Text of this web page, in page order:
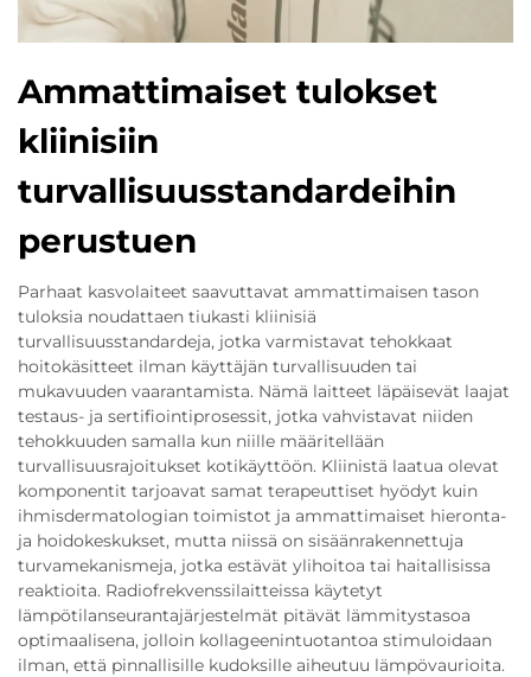
Ammattimaiset tulokset
kliinisiin
turvallisuusstandardeihin
perustuen
Parhaat kasvolaiteet saavuttavat ammattimaisen tason
tuloksia noudattaen tiukasti kliinisiä
turvallisuusstandardeja, jotka varmistavat tehokkaat
hoitokäsitteet ilman käyttäjän turvallisuuden tai
mukavuuden vaarantamista. Nämä laitteet läpäisevät laajat
testaus- ja sertifiointiprosessit, jotka vahvistavat niiden
tehokkuuden samalla kun niille määritellään
turvallisuusrajoitukset kotikäyttöön. Kliinistä laatua olevat
komponentit tarjoavat samat terapeuttiset hyödyt kuin
ihmisdermatologian toimistot ja ammattimaiset hieronta-
ja hoidokeskukset, mutta niissä on sisäänrakennettuja
turvamekanismeja, jotka estävät ylihoitoa tai haitallisissa
reaktioita. Radiofrekvenssilaitteissa käytetyt
lämpötilanseurantajärjestelmät pitävät lämmitystasoa
optimaalisena, jolloin kollageenintuotantoa stimuloidaan
ilman, että pinnallisille kudoksille aiheutuu lämpövaurioita.